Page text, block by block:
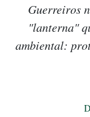
Guerreiros
"lanterna"
ambiental: